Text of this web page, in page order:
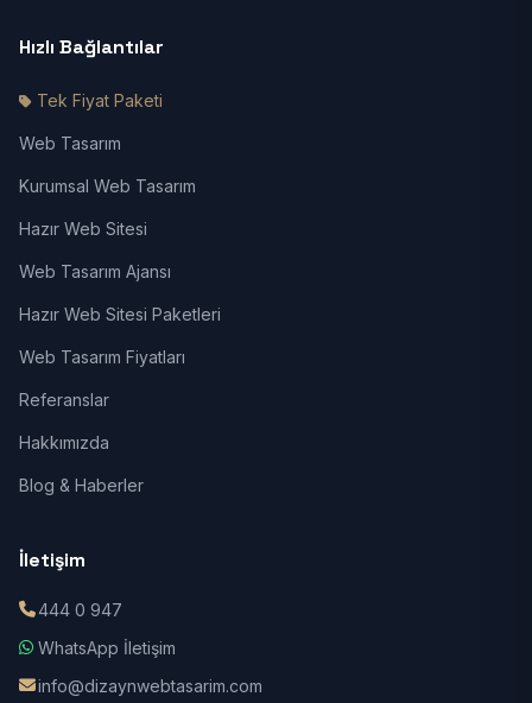
Hızlı Bağlantılar
Tek Fiyat Paketi
Web Tasarım
Kurumsal Web Tasarım
Hazır Web Sitesi
Web Tasarım Ajansı
Hazır Web Sitesi Paketleri
Web Tasarım Fiyatları
Referanslar
Hakkımızda
Blog & Haberler
İletişim
444 0 947
WhatsApp İletişim
info@dizaynwebtasarim.com